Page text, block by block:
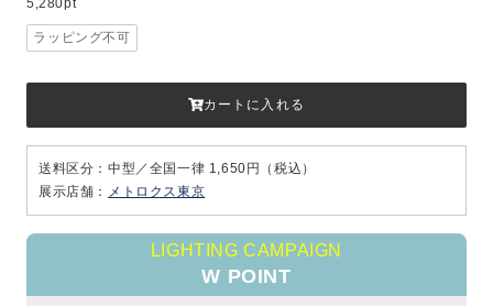
5,280pt
LIGHTING CAMPAIGN
W POINT
ラッピング不可
カートに入れる
送料区分：中型／全国一律 1,650円（税込）
展示店舗： メトロクス東京